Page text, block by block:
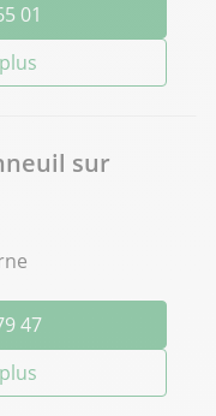
01
sur
47